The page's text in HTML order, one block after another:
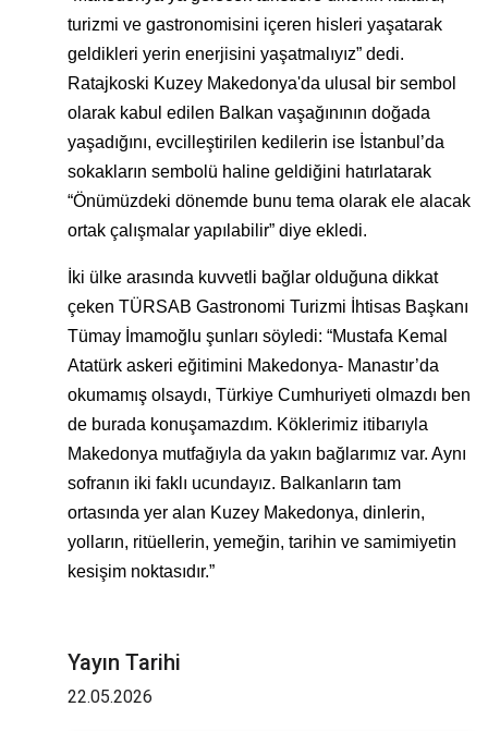
turizmi ve gastronomisini içeren hisleri yaşatarak
geldikleri yerin enerjisini yaşatmalıyız” dedi.
Ratajkoski Kuzey Makedonya'da ulusal bir sembol
olarak kabul edilen Balkan vaşağınının doğada
yaşadığını, evcilleştirilen kedilerin ise İstanbul’da
sokakların sembolü haline geldiğini hatırlatarak
“Önümüzdeki dönemde bunu tema olarak ele alacak
ortak çalışmalar yapılabilir” diye ekledi.
İki ülke arasında kuvvetli bağlar olduğuna dikkat
çeken TÜRSAB Gastronomi Turizmi İhtisas Başkanı
Tümay İmamoğlu şunları söyledi: “Mustafa Kemal
Atatürk askeri eğitimini Makedonya- Manastır’da
okumamış olsaydı, Türkiye Cumhuriyeti olmazdı ben
de burada konuşamazdım. Köklerimiz itibarıyla
Makedonya mutfağıyla da yakın bağlarımız var. Aynı
sofranın iki faklı ucundayız. Balkanların tam
ortasında yer alan Kuzey Makedonya, dinlerin,
yolların, ritüellerin, yemeğin, tarihin ve samimiyetin
kesişim noktasıdır.”
Yayın Tarihi
22.05.2026